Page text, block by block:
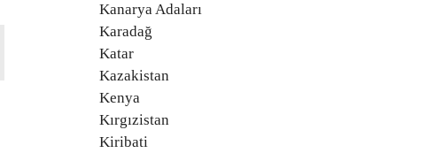
Kanarya Adaları
Karadağ
Katar
Kazakistan
Kenya
Kırgızistan
Kiribati